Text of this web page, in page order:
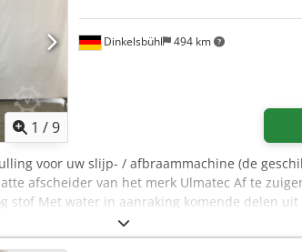
1 /9
Dinkelsbühl 494 km
voor uw slijp- / afbraammachine (de
afscheider van het merk Ulmatec Af te
stof Met water in aanraking komende delen uit
400 V, 50 Hz, IE3 Max. luchtvolume: ca.
Afvoer: aftapkraan Vulling: automatisch via